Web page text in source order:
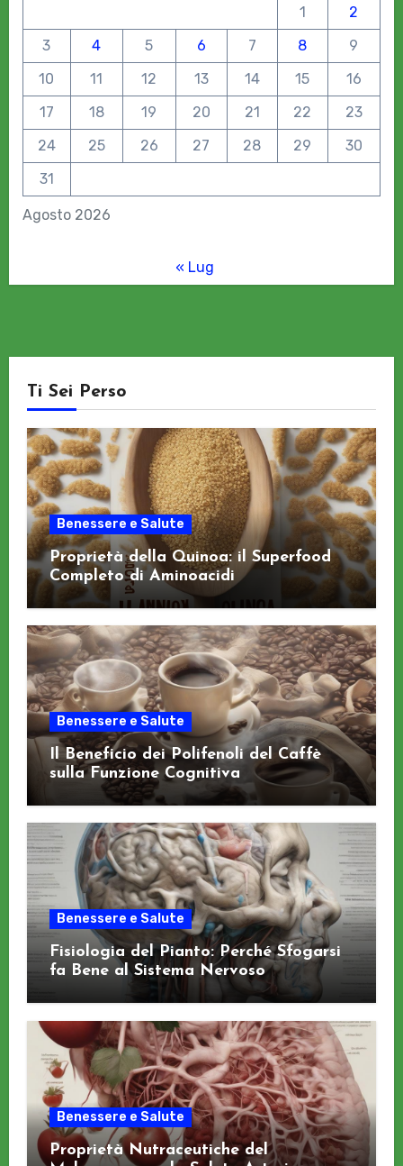
Agosto 2026
1
2
3
4 5 6 7 8
9
10
11 12 13 14 15
16
17
18 19 20 21 22
23
24
25 26 27 28 29
30
31
« Lug
Ti Sei Perso
Benessere e Salute
Proprietà della Quinoa: il Superfood
Completo di Aminoacidi
Benessere e Salute
Il Beneficio dei Polifenoli del Caffè
sulla Funzione Cognitiva
Benessere e Salute
Fisiologia del Pianto: Perché Sfogarsi
fa Bene al Sistema Nervoso
Benessere e Salute
Proprietà Nutraceutiche del